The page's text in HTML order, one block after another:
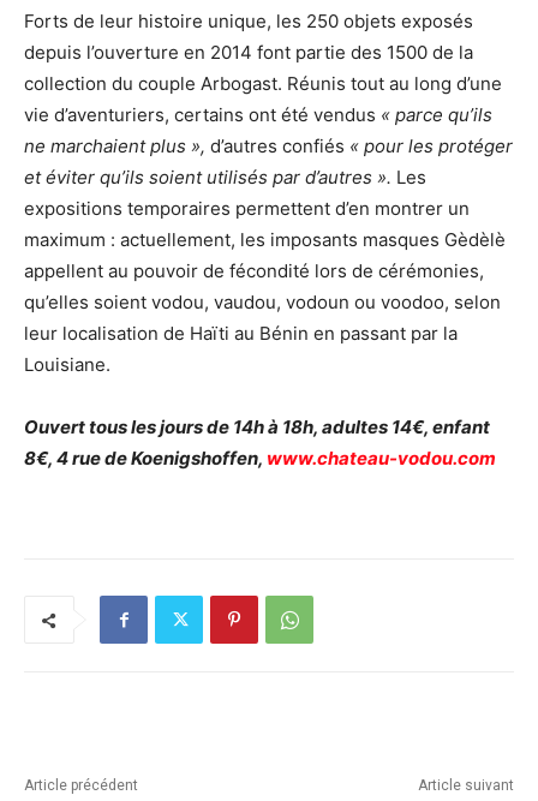
Forts de leur histoire unique, les 250 objets exposés
depuis l’ouverture en 2014 font partie des 1500 de la
collection du couple Arbogast. Réunis tout au long d’une
vie d’aventuriers, certains ont été vendus « parce qu’ils
ne marchaient plus », d’autres confiés « pour les protéger
et éviter qu’ils soient utilisés par d’autres ». Les
expositions temporaires permettent d’en montrer un
maximum : actuellement, les imposants masques Gèdèlè
appellent au pouvoir de fécondité lors de cérémonies,
qu’elles soient vodou, vaudou, vodoun ou voodoo, selon
leur localisation de Haïti au Bénin en passant par la
Louisiane.
Ouvert tous les jours de 14h à 18h, adultes 14€, enfant
8€, 4 rue de Koenigshoffen, www.chateau-vodou.com
Article précédent Article suivant